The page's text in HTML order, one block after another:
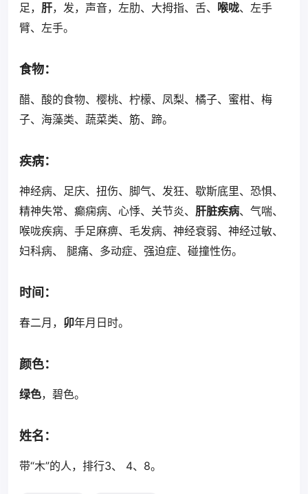
足， 肝，发，声音，左肋、大拇指、舌、 喉咙、左手
臂、左手。
食物：
醋、酸的食物、樱桃、柠檬、凤梨、橘子、蜜柑、梅
子、海藻类、蔬菜类、筋、蹄。
疾病：
神经病、足庆、扭伤、脚气、发狂、歇斯底里、恐惧、
精神失常、癫痫病、心悸、关节炎、 肝脏疾病、气喘、
喉咙疾病、手足麻痹、毛发病、神经衰弱、神经过敏、
妇科病、 腿痛、多动症、强迫症、碰撞性伤。
时间：
春二月， 卯年月日时。
颜色：
绿色，碧色。
姓名：
带“木”的人，排行3、 4、8。